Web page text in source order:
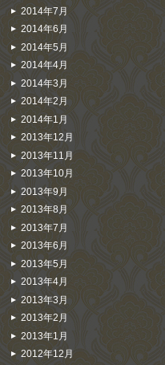
2014年7月
2014年6月
2014年5月
2014年4月
2014年3月
2014年2月
2014年1月
2013年12月
2013年11月
2013年10月
2013年9月
2013年8月
2013年7月
2013年6月
2013年5月
2013年4月
2013年3月
2013年2月
2013年1月
2012年12月